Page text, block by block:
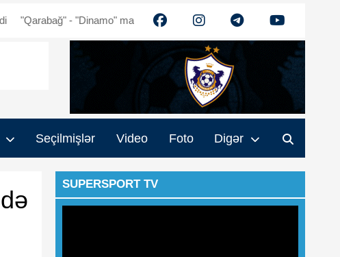
- "Dinamo" matçının biletləri satışda Qurban Qurbanov:
Seçilmişlər Video Foto Digər
SUPERSPORT TV